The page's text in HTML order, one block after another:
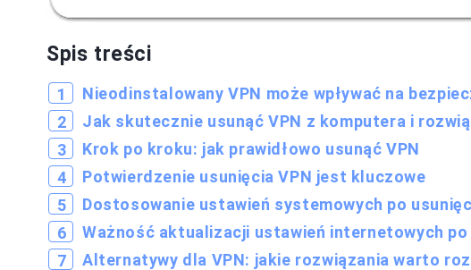
Spis treści
Nieodinstalowany VPN może wpływać na
Jak skutecznie usunąć VPN z komputera i
Krok po kroku: jak prawidłowo usunąć VPN
Potwierdzenie usunięcia VPN jest kluczowe
Dostosowanie ustawień systemowych po
Ważność aktualizacji ustawień internetowych po
Alternatywy dla VPN: jakie rozwiązania warto